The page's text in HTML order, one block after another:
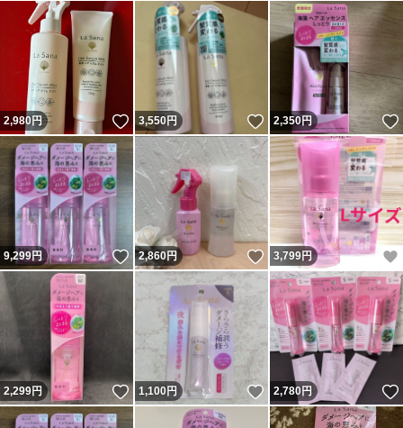
2,980 円 いいね！
3,550円 いいね！
2,350円
9,299円 いいね！
2,860円 いいね！
3,799円
2,299円 いいね！
1,100円 いいね！
2,780円